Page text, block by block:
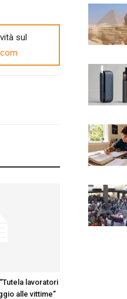
sul
lavoratori
alle vittime”